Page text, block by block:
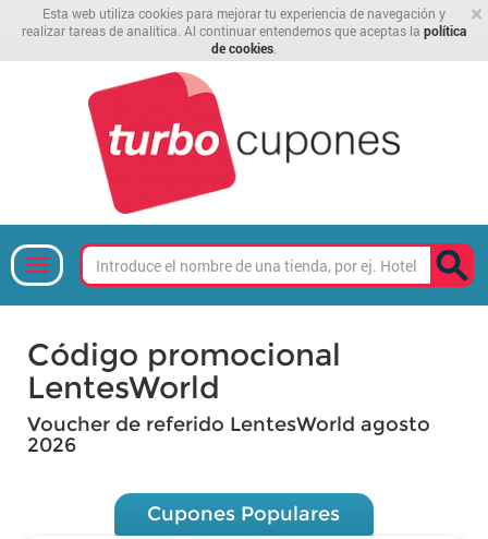
×
Esta web utiliza cookies para mejorar tu experiencia de navegación y
realizar tareas de analítica. Al continuar entendemos que aceptas la política
de cookies
Código promocional
LentesWorld
Voucher de referido LentesWorld agosto
2026
Cupones Populares